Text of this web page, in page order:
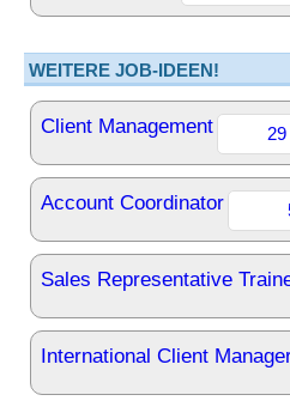
WEITERE JOB-IDEEN!
Client Management
Account Coordinator
Sales Representative
International Client